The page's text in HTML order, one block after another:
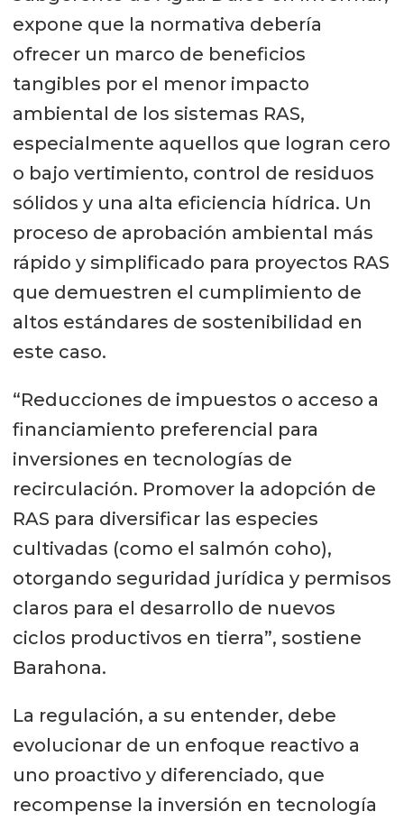
expone que la normativa debería
ofrecer un marco de beneficios
tangibles por el menor impacto
ambiental de los sistemas RAS,
especialmente aquellos que logran cero
o bajo vertimiento, control de residuos
sólidos y una alta eficiencia hídrica. Un
proceso de aprobación ambiental más
rápido y simplificado para proyectos RAS
que demuestren el cumplimiento de
altos estándares de sostenibilidad en
este caso.
“Reducciones de impuestos o acceso a
financiamiento preferencial para
inversiones en tecnologías de
recirculación. Promover la adopción de
RAS para diversificar las especies
cultivadas (como el salmón coho),
otorgando seguridad jurídica y permisos
claros para el desarrollo de nuevos
ciclos productivos en tierra”, sostiene
Barahona.
La regulación, a su entender, debe
evolucionar de un enfoque reactivo a
uno proactivo y diferenciado, que
recompense la inversión en tecnología